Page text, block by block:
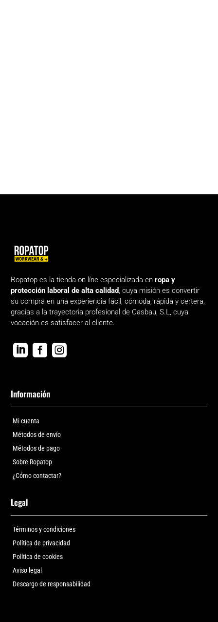
Ropatop es la tienda on-líne especializada enropa y
protección laboral de alta calidad, cuya misión es convertir
su compra en una experiencia fácil, cómoda, rápida y certera,
gracias a la trayectoria profesional de Casbau, S.L, cuya
vocación es satisfacer al cliente.
  
Información
Mi cuenta
Métodos de envío
Métodos de pago
Sobre Ropatop
¿Cómo contactar?
Legal
Términos y condiciones
Política de privacidad
Política de cookies
Aviso legal
Descargo de responsabilidad